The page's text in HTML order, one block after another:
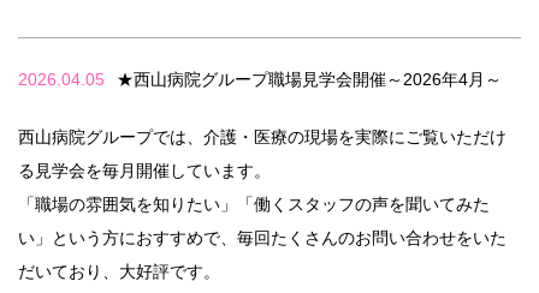
2026.04.05 ★西山病院グループ職場見学会開催～2026年4月～
西山病院グループでは、介護・医療の現場を実際にご覧いただけ
る見学会を毎月開催しています。
「職場の雰囲気を知りたい」「働くスタッフの声を聞いてみた
い」という方におすすめで、毎回たくさんのお問い合わせをいた
だいており、大好評です。